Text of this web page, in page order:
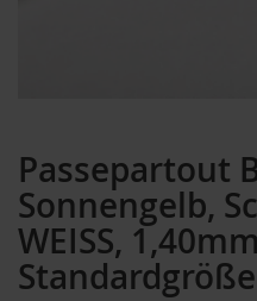
Passepartout
Sonnengelb,
WEISS,
der
Bildergalerie
springen